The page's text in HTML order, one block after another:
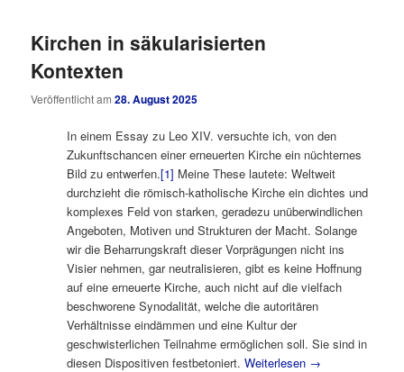
Kirchen in säkularisierten
Kontexten
Veröffentlicht am28. August 2025
In einem Essay zu Leo XIV. versuchte ich, von den
Zukunftschancen einer erneuerten Kirche ein nüchternes
Bild zu entwerfen.[1] Meine These lautete: Weltweit
durchzieht die römisch-katholische Kirche ein dichtes und
komplexes Feld von starken, geradezu unüberwindlichen
Angeboten, Motiven und Strukturen der Macht. Solange
wir die Beharrungskraft dieser Vorprägungen nicht ins
Visier nehmen, gar neutralisieren, gibt es keine Hoffnung
auf eine erneuerte Kirche, auch nicht auf die vielfach
beschworene Synodalität, welche die autoritären
Verhältnisse eindämmen und eine Kultur der
geschwisterlichen Teilnahme ermöglichen soll. Sie sind in
diesen Dispositiven festbetoniert.Weiterlesen →